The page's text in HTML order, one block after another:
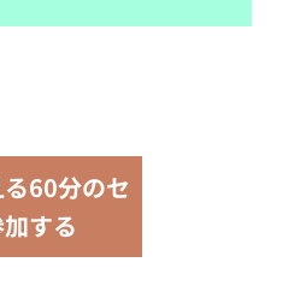
60分のセ
する